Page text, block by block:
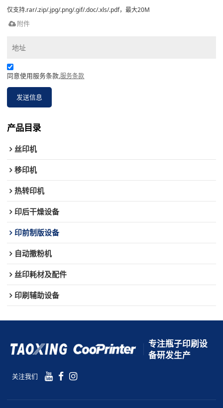
仅支持.rar/.zip/.jpg/.png/.gif/.doc/.xls/.pdf，最大20M
附件
同意使用服务条款,服务条款
发送信息
产品目录
丝印机
移印机
热转印机
印后干燥设备
印前制版设备
自动撒粉机
丝印耗材及配件
印刷辅助设备
专注瓶子印刷设
备研发生产
关注我们